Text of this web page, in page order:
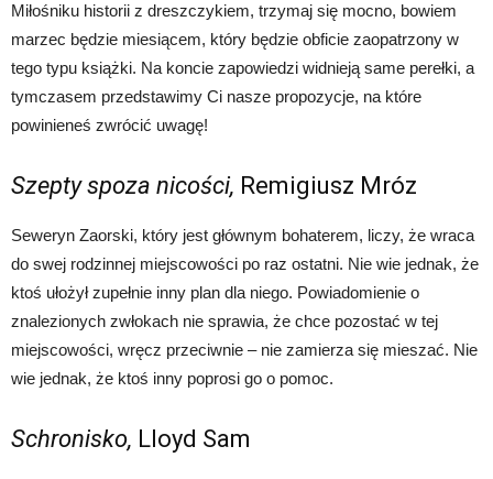
Miłośniku historii z dreszczykiem, trzymaj się mocno, bowiem
marzec będzie miesiącem, który będzie obficie zaopatrzony w
tego typu książki. Na koncie zapowiedzi widnieją same perełki, a
tymczasem przedstawimy Ci nasze propozycje, na które
powinieneś zwrócić uwagę!
Szepty spoza nicości, Remigiusz Mróz
Seweryn Zaorski, który jest głównym bohaterem, liczy, że wraca
do swej rodzinnej miejscowości po raz ostatni. Nie wie jednak, że
ktoś ułożył zupełnie inny plan dla niego. Powiadomienie o
znalezionych zwłokach nie sprawia, że chce pozostać w tej
miejscowości, wręcz przeciwnie – nie zamierza się mieszać. Nie
wie jednak, że ktoś inny poprosi go o pomoc.
Schronisko, Lloyd Sam